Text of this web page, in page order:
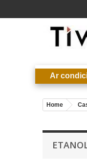
Ar
Home